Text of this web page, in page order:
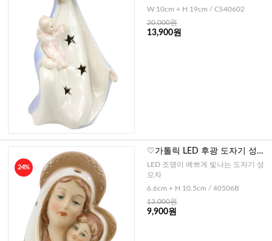
W 10cm + H 19cm / CS40602
20,000원
13,900원
24%
♡가톨릭 LED 후광 도자기 성모
자B
LED 조명이 예쁘게 빛나는 도자기 성
모자
6.6cm + H 10.5cm / 40506B
13,000원
9,900원